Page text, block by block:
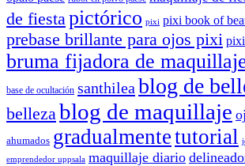
de fiesta pictórico pixi pixi book of
prebase brillante para ojos pixi
bruma fijadora de
base de ocultación santhilea blog de
belleza blog de maquillaje
ahumados gradualmentetutorial
emprendedor uppsala maquillaje diario